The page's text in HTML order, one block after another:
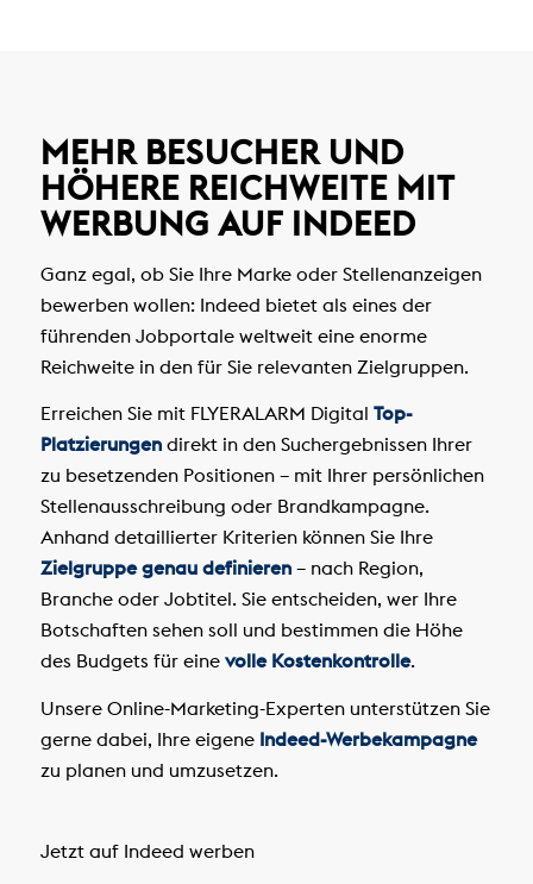
MEHR BESUCHER UND
HÖHERE REICHWEITE MIT
WERBUNG AUF INDEED
Ganz egal, ob Sie Ihre Marke oder Stellenanzeigen
bewerben wollen: Indeed bietet als eines der
führenden Jobportale weltweit eine enorme
Reichweite in den für Sie relevanten Zielgruppen.
Erreichen Sie mit FLYERALARM Digital Top-
Platzierungendirekt in den Suchergebnissen Ihrer
zu besetzenden Positionen – mit Ihrer persönlichen
Stellenausschreibung oder Brandkampagne.
Anhand detaillierter Kriterien können Sie Ihre
Zielgruppe genau definieren– nach Region,
Branche oder Jobtitel. Sie entscheiden, wer Ihre
Botschaften sehen soll und bestimmen die Höhe
des Budgets für eine volle Kostenkontrolle.
Unsere Online-Marketing-Experten unterstützen Sie
gerne dabei, Ihre eigene Indeed-Werbekampagne
zu planen und umzusetzen.
Jetzt auf Indeed werben